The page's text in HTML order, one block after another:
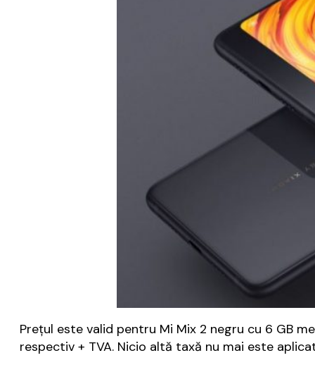
Prețul este valid pentru Mi Mix 2 negru cu 6 GB
respectiv + TVA. Nicio altă taxă nu mai este